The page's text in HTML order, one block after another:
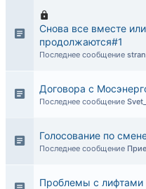
Снова все вместе
продолжаются#1
Последнее сообщение
Договора с
Последнее сообщение
Голосование по
Последнее сообщение
Проблемы с лифтами